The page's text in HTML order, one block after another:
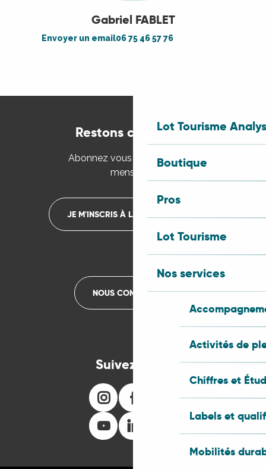
Lot Tourisme
Boutique
Pros
Lot Tourisme
Nos services
Activités de
Chiffres et
Labels et
Mobilités
Gabriel FABLET
Envoyer un email06 75 46 57 76
Restons connectés
Abonnez vous à la newsletter
mensuelle
JE M'INSCRIS À LA NEWSLETTER
NOUS CONTACTER
Suivez-nous